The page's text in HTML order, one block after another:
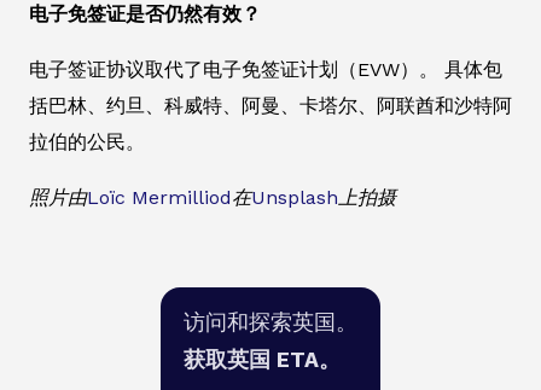
电子免签证是否仍然有效？
电子签证协议取代了电子免签证计划（EVW）。 具体包
括巴林、约旦、科威特、阿曼、卡塔尔、阿联酋和沙特阿
拉伯的公民。
照片由Loïc Mermilliod在Unsplash上拍摄
访问和探索英国。
获取英国 ETA。